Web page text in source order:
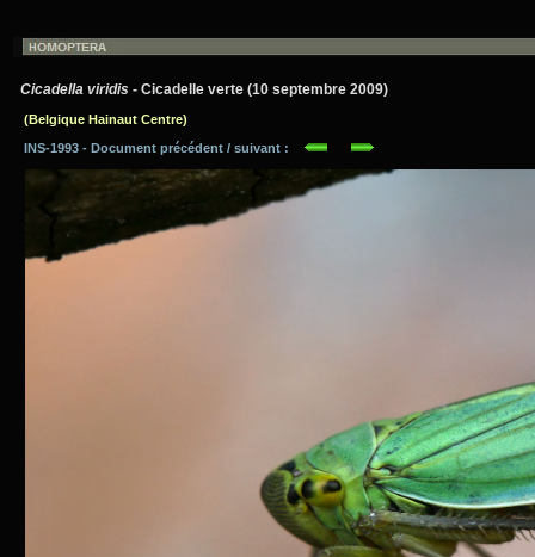
Cicadella viridis - Cicadelle verte (10 septembre 2009)
(Belgique Hainaut Centre)
INS-1993 - Document précédent / suivant :